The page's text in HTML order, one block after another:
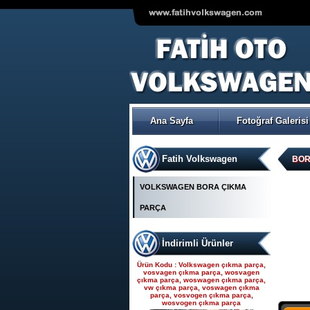
Ana Sayfa Fotoğraf Galerisi
Fatih Volkswagen
VOLKSWAGEN BORA ÇIKMA
PARÇA
İndirimli Ürünler
VOLKSWAGEN POLO ÇIKMA
ORJİNAL TRW-KOYO
POMPASI
Ürün Kodu : Seat çıkma parça, seat
çıkma, seat parça, seat yedek parça,
seat çıkma orjinal parça, seat çıkma
yedekleri, ankara seat parça, fatih seat,
fatih seat parçaları,
Seat çıkma parça, seat
çıkma, seat parça, seat
yedek parça, seat çıkma
orjinal parça, seat çıkma par
Ürün Kodu : Volkswagen çıkma parça,
vosvagen çıkma parça, wosvagen
çıkma parça, woswagen çıkma parça,
vw çıkma parça, voswagen çıkma
parça, vosvogen çıkma parça,
wosvogen çıkma parça